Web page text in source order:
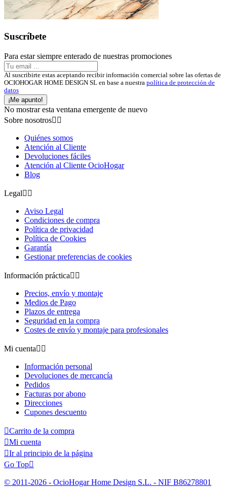
Suscríbete
Para estar siempre enterado de nuestras promociones
Al suscribirte estas aceptando recibir información comercial sobre las ofertas de
OCIOHOGAR HOME DESIGN SL en base a nuestra política de protección de
datos
¡Me apunto!
No mostrar esta ventana emergente de nuevo
Sobre nosotros 
Quiénes somos
Atención al Cliente
Devoluciones fáciles
Atención al Cliente OcioHogar
Blog
Legal 
Aviso Legal
Condiciones de compra
Política de privacidad
Política de Cookies
Garantía
Gestionar preferencias de cookies
Información práctica 
Precios, envío y montaje
Medios de Pago
Plazos de entrega
Seguridad en la compra
Costes de envío y montaje para profesionales
Mi cuenta 
Información personal
Devoluciones de mercancía
Pedidos
Facturas por abono
Direcciones
Cupones descuento
Carrito de la compra
Mi cuenta
Ir al principio de la página
Go Top
© 2011-2026 - OcioHogar Home Design S.L. - NIF B86278801